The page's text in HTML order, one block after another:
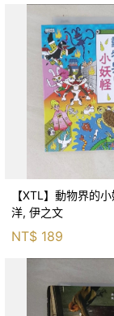
【XTL】動物界的
洋, 伊之文
NT$ 189